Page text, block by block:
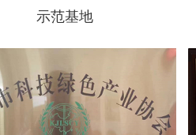
示范基地